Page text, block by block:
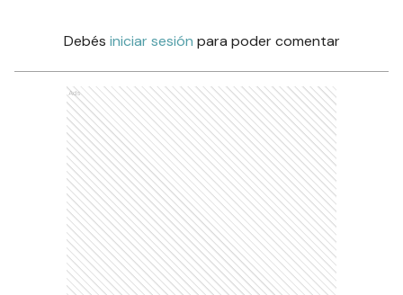
Debés iniciar sesión para poder comentar
Ads